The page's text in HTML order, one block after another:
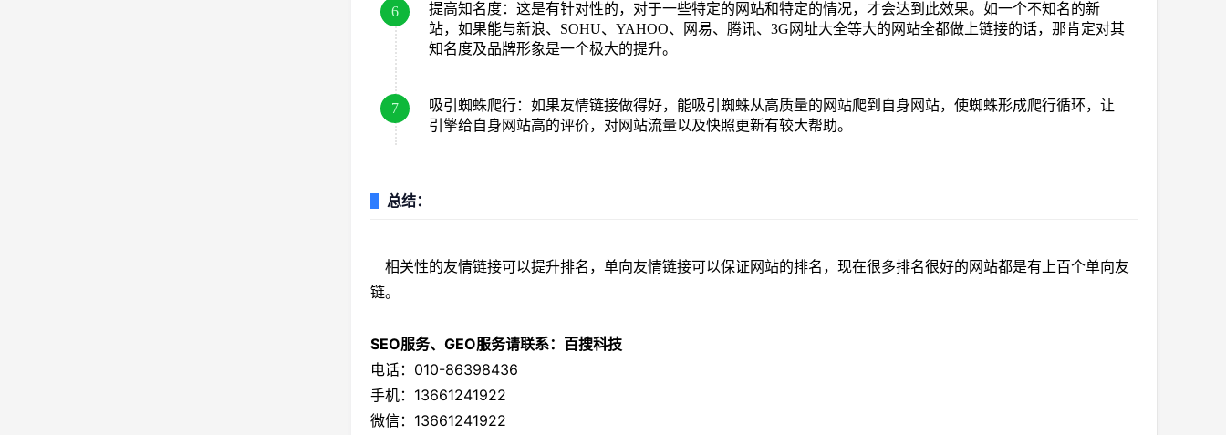
6
提高知名度：这是有针对性的，对于一些特定的网站和特定的情况，才会达到此效果。如一个不知名的新
站，如果能与新浪、SOHU、YAHOO、网易、腾讯、3G网址大全等大的网站全都做上链接的话，那肯定对其
知名度及品牌形象是一个极大的提升。
7
吸引蜘蛛爬行：如果友情链接做得好，能吸引蜘蛛从高质量的网站爬到自身网站，使蜘蛛形成爬行循环，让
引擎给自身网站高的评价，对网站流量以及快照更新有较大帮助。
总结：
相关性的友情链接可以提升排名，单向友情链接可以保证网站的排名，现在很多排名很好的网站都是有上百个单向友
链。
SEO服务、GEO服务请联系：百搜科技
电话：010-86398436
手机：13661241922
微信：13661241922